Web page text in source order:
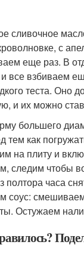
сливочное
с
еще раз. В
все взбиваем
теста. Оно
и их можно
большего
тем как
на плиту и
следим чтобы
полтора часа
соус:
Остужаем